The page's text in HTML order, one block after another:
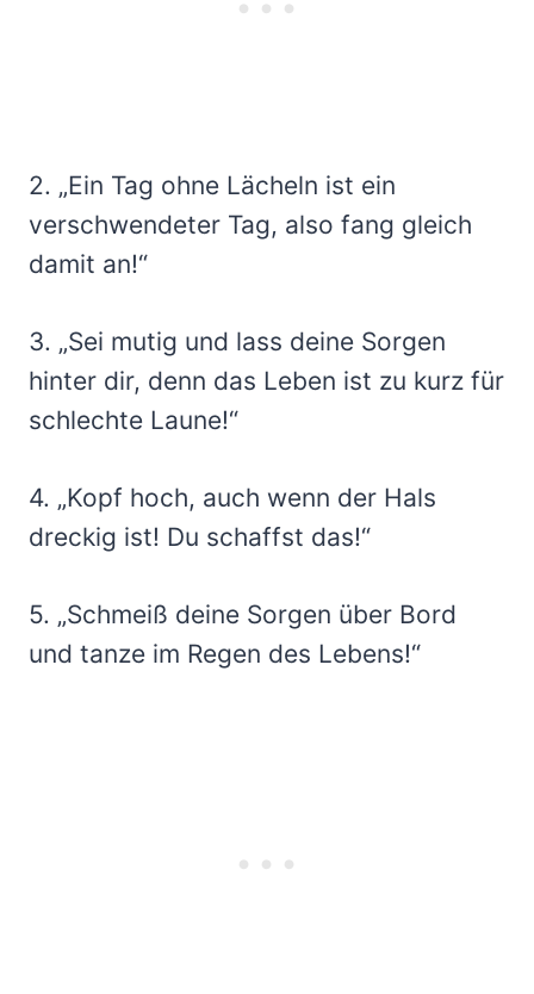
2. „Ein Tag ohne Lächeln ist ein
verschwendeter Tag, also fang gleich
damit an!“
3. „Sei mutig und lass deine Sorgen
hinter dir, denn das Leben ist zu kurz für
schlechte Laune!“
4. „Kopf hoch, auch wenn der Hals
dreckig ist! Du schaffst das!“
5. „Schmeiß deine Sorgen über Bord
und tanze im Regen des Lebens!“